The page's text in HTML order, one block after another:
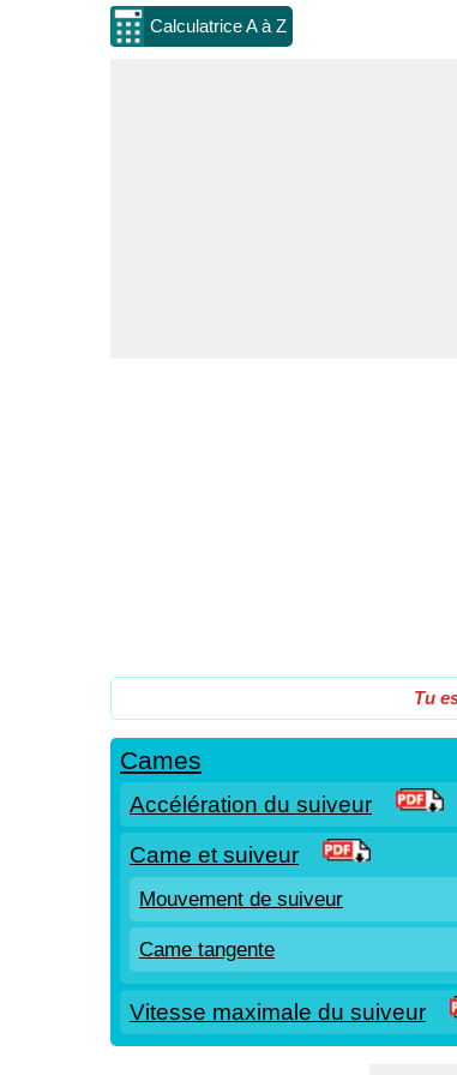
Calculatrice A à Z
Tu
Cames
Accélération du suiveur
Came et suiveur
Mouvement de suiveur
Came tangente
Vitesse maximale du suiveur